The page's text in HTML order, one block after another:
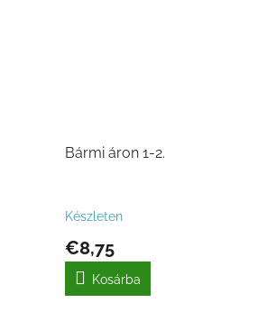
Bármi áron 1-2.
Készleten
€8,75
Kosárba